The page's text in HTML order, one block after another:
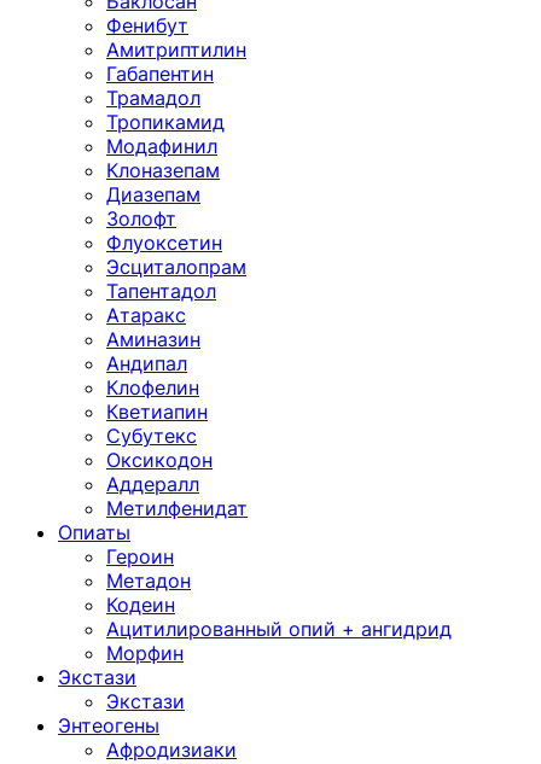
Фенибут
Амитриптилин
Габапентин
Трамадол
Тропикамид
Модафинил
Клоназепам
Диазепам
Золофт
Флуоксетин
Эсциталопрам
Тапентадол
Атаракс
Аминазин
Андипал
Клофелин
Кветиапин
Субутекс
Оксикодон
Аддералл
Метилфенидат
Опиаты
Героин
Метадон
Кодеин
Ацитилированный опий + ангидрид
Морфин
Экстази
Экстази
Энтеогены
Афродизиаки